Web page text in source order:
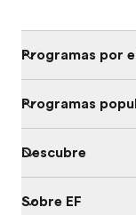
Programas por
Programas
Descubre
Sobre EF